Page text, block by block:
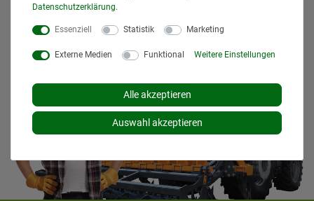
denVersandinformationen
Daten­schutz­erklärung.
Essenziell Statistik Marketing
Externe Medien Funktional Weitere Einstellungen
Alle akzeptieren
Auswahl akzeptieren